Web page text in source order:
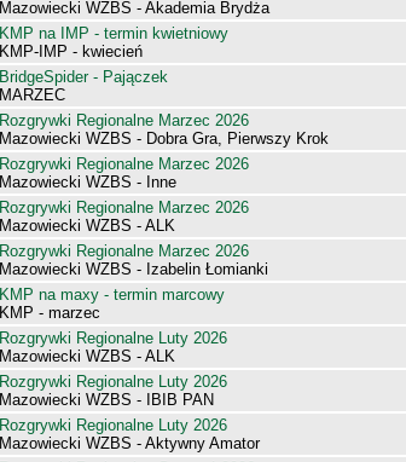
Mazowiecki WZBS - Akademia Brydża
KMP na IMP - termin kwietniowy
KMP-IMP - kwiecień
BridgeSpider - Pajączek
MARZEC
Rozgrywki Regionalne Marzec 2026
Mazowiecki WZBS - Dobra Gra, Pierwszy Krok
Rozgrywki Regionalne Marzec 2026
Mazowiecki WZBS - Inne
Rozgrywki Regionalne Marzec 2026
Mazowiecki WZBS - ALK
Rozgrywki Regionalne Marzec 2026
Mazowiecki WZBS - Izabelin Łomianki
KMP na maxy - termin marcowy
KMP - marzec
Rozgrywki Regionalne Luty 2026
Mazowiecki WZBS - ALK
Rozgrywki Regionalne Luty 2026
Mazowiecki WZBS - IBIB PAN
Rozgrywki Regionalne Luty 2026
Mazowiecki WZBS - Aktywny Amator